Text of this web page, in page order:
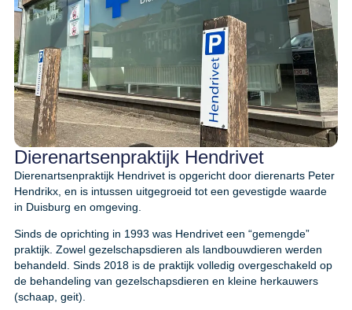
Dierenartsenpraktijk Hendrivet
Dierenartsenpraktijk Hendrivet is opgericht door dierenarts Peter
Hendrikx, en is intussen uitgegroeid tot een gevestigde waarde
in Duisburg en omgeving.
Sinds de oprichting in 1993 was Hendrivet een “gemengde”
praktijk. Zowel gezelschapsdieren als landbouwdieren werden
behandeld. Sinds 2018 is de praktijk volledig overgeschakeld op
de behandeling van gezelschapsdieren en kleine herkauwers
(schaap, geit).